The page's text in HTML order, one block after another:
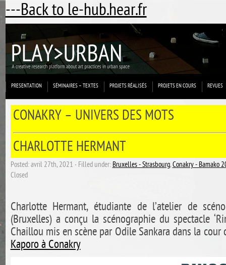
---Back to le-hub.hear.fr
PRESENTATION SÉMINAIRES – TEXTES PROJETS RÉALISÉS PROJETS EN COURS REVUES
CONAKRY – UNIVERS DES MOTS
CHARLOTTE HERMANT
Posted: avril 27th, 2021 ˑ Filled under:Bruxelles - Strasbourg,Conakry - Bamako
Closed
Charlotte Hermant, étudiante de l’atelier de
(Bruxelles) a conçu la scénographie du spectacle
Chaillou mis en scène par Odile Sankara dans la cour
Kaporo à Conakry